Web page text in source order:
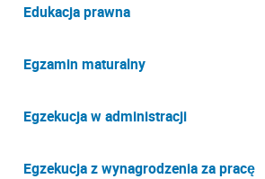
Edukacja prawna
Egzamin maturalny
Egzekucja w administracji
Egzekucja z wynagrodzenia za pracę